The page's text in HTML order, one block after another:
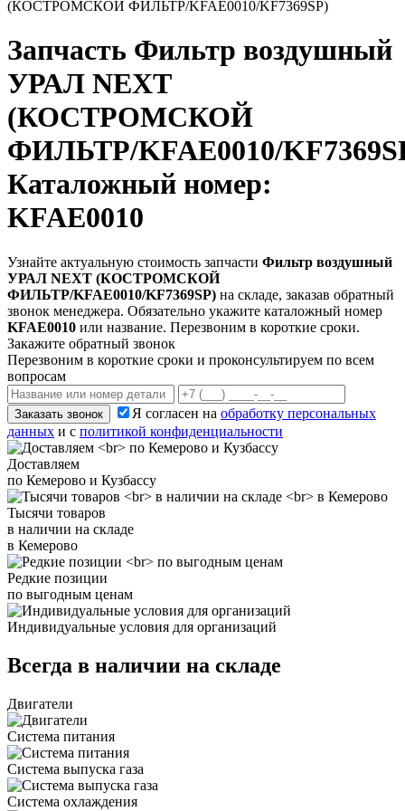
(КОСТРОМСКОЙ ФИЛЬТР/KFAE0010/KF7369SP)
Запчасть Фильтр воздушный
УРАЛ NEXT
(КОСТРОМСКОЙ
ФИЛЬТР/KFAE0010/
Каталожный номер:
KFAE0010
Узнайте актуальную стоимость запчасти Фильтр воздушный
УРАЛ NEXT (КОСТРОМСКОЙ
ФИЛЬТР/KFAE0010/KF7369SP) на складе, заказав обратный
звонок менеджера. Обязательно укажите каталожный номер
KFAE0010 или название. Перезвоним в короткие сроки.
Закажите обратный звонок
Перезвоним в короткие сроки и проконсультируем по всем
вопросам
Заказать звонок Я согласен на обработку персональных
данных и с политикой конфиденциальности
Доставляем
по Кемерово и Кузбассу
Тысячи товаров
в наличии на складе
в Кемерово
Редкие позиции
по выгодным ценам
Индивидуальные условия для организаций
Всегда в наличии на складе
Двигатели
Система питания
Система выпуска газа
Система охлаждения